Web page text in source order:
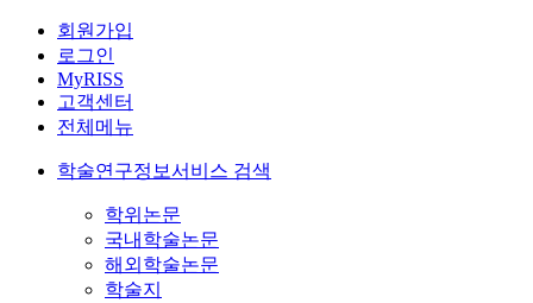
회원가입
로그인
MyRISS
고객센터
전체메뉴
학술연구정보서비스 검색
학위논문
국내학술논문
해외학술논문
학술지